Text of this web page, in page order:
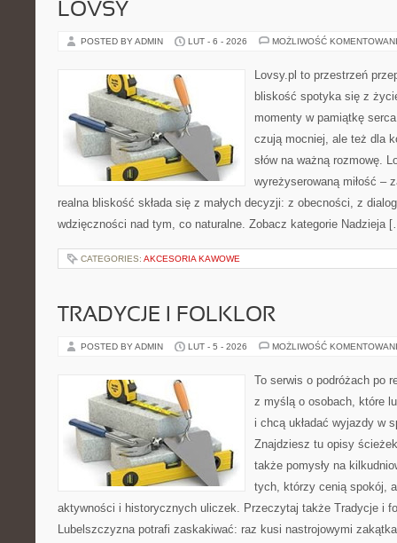
LOVSY
POSTED BY ADMIN LUT - 6 - 2026 MOŻLIWOŚĆ
Lovsy.pl to przestrzeń
bliskość spotyka się z
momenty w pamiątkę
czują mocniej, ale też dla
słów na ważną rozmowę.
wyreżyserowaną miłość –
realna bliskość składa się z małych decyzji: z obecności, z
wdzięczności nad tym, co naturalne. Zobacz kategorie Nadzieja
CATEGORIES: AKCESORIA KAWOWE
TRADYCJE I FOLKLOR
POSTED BY ADMIN LUT - 5 - 2026 MOŻLIWOŚĆ
To serwis o podróżach po
z myślą o osobach, które
i chcą układać wyjazdy w
Znajdziesz tu opisy
także pomysły na
tych, którzy cenią spokój,
aktywności i historycznych uliczek. Przeczytaj także Tradycje i
Lubelszczyzna potrafi zaskakiwać: raz kusi nastrojowymi